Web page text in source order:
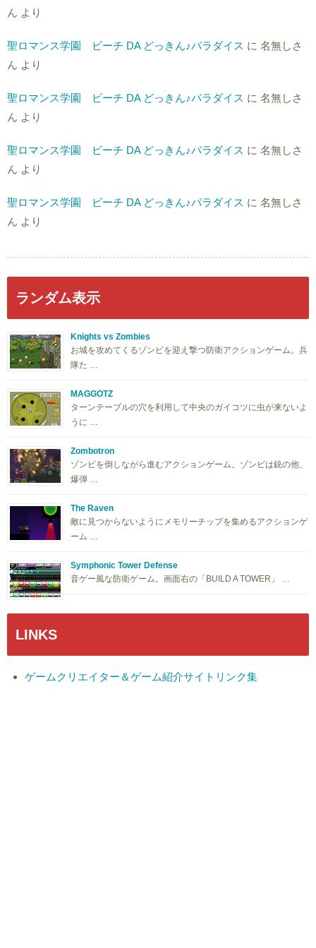
ん より
聖ロマンス学園 ビーチ DA どっきん♪パラダイス に 名無しさ
ん より
聖ロマンス学園 ビーチ DA どっきん♪パラダイス に 名無しさ
ん より
聖ロマンス学園 ビーチ DA どっきん♪パラダイス に 名無しさ
ん より
聖ロマンス学園 ビーチ DA どっきん♪パラダイス に 名無しさ
ん より
ランダム表示
Knights vs Zombies
お城を攻めてくるゾンビを迎え撃つ防衛アクションゲーム。兵
隊た …
MAGGOTZ
ターンテーブルの穴を利用して中央のガイコツに虫が来ないよ
うに …
Zombotron
ゾンビを倒しながら進むアクションゲーム。ゾンビは銃の他、
爆弾 …
The Raven
敵に見つからないようにメモリーチップを集めるアクションゲ
ーム …
Symphonic Tower Defense
音ゲー風な防衛ゲーム。画面右の「BUILD A TOWER」 …
LINKS
ゲームクリエイター＆ゲーム紹介サイトリンク集